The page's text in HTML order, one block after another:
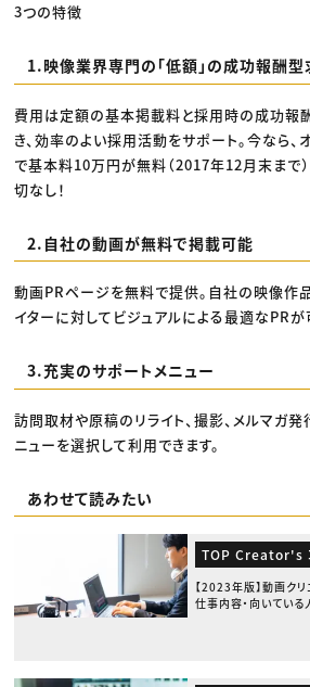
3つの特徴
1.映像業界専門の「低額」の成功報酬型
費用は定額の基本掲載料と採用時の成功報
き、効率のよい採用活動をサポート。今なら
で基本料10万円が無料（2017年12月末まで）
切なし！
2.自社の動画が無料で掲載可能
動画PRページを無料で提供。自社の映像作
イターに対してビジュアルによる最適なPRが
3.充実のサポートメニュー
訪問取材や原稿のリライト、撮影、メルマガ
ニューを選択して利用できます。
あわせて読みたい
TOP Creator's
【2023年版】動画ク
仕事内容・向いてい